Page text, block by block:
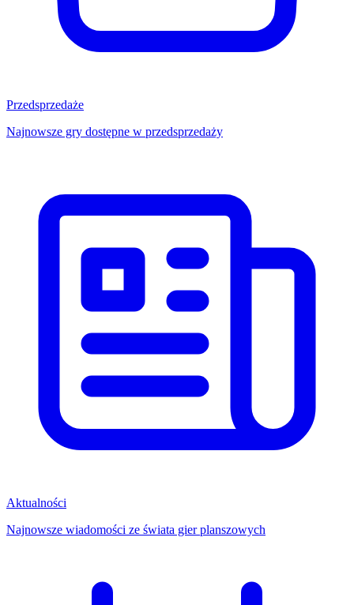
Przedsprzedaże
Najnowsze gry dostępne w przedsprzedaży
Aktualności
Najnowsze wiadomości ze świata gier planszowych